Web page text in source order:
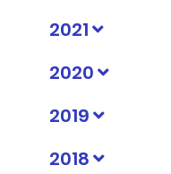
2021
2020
2019
2018